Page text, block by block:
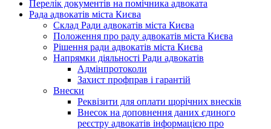
Перелік документів на помічника адвоката
Рада адвокатів міста Києва
Склад Ради адвокатів міста Києва
Положення про раду адвокатів міста Києва
Рішення ради адвокатів міста Києва
Напрямки діяльності Ради адвокатів
Адмінпротоколи
Захист профправ і гарантій
Внески
Реквізити для оплати щорічних внесків
Внесок на доповнення даних єдиного
реєстру адвокатів інформацією про